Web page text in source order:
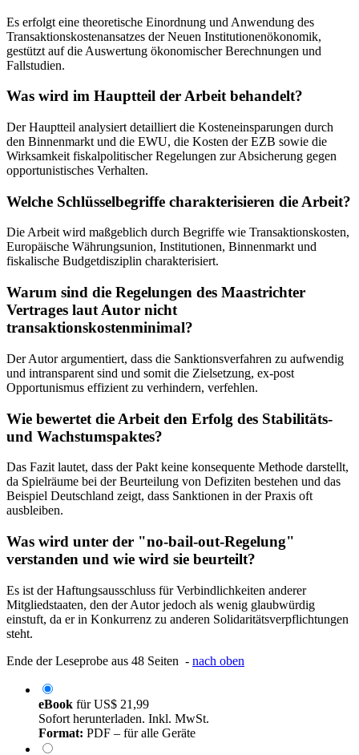
Es erfolgt eine theoretische Einordnung und Anwendung des
Transaktionskostenansatzes der Neuen Institutionenökonomik,
gestützt auf die Auswertung ökonomischer Berechnungen und
Fallstudien.
Was wird im Hauptteil der Arbeit behandelt?
Der Hauptteil analysiert detailliert die Kosteneinsparungen durch
den Binnenmarkt und die EWU, die Kosten der EZB sowie die
Wirksamkeit fiskalpolitischer Regelungen zur Absicherung gegen
opportunistisches Verhalten.
Welche Schlüsselbegriffe charakterisieren die Arbeit?
Die Arbeit wird maßgeblich durch Begriffe wie Transaktionskosten,
Europäische Währungsunion, Institutionen, Binnenmarkt und
fiskalische Budgetdisziplin charakterisiert.
Warum sind die Regelungen des Maastrichter
Vertrages laut Autor nicht
transaktionskostenminimal?
Der Autor argumentiert, dass die Sanktionsverfahren zu aufwendig
und intransparent sind und somit die Zielsetzung, ex-post
Opportunismus effizient zu verhindern, verfehlen.
Wie bewertet die Arbeit den Erfolg des Stabilitäts-
und Wachstumspaktes?
Das Fazit lautet, dass der Pakt keine konsequente Methode darstellt,
da Spielräume bei der Beurteilung von Defiziten bestehen und das
Beispiel Deutschland zeigt, dass Sanktionen in der Praxis oft
ausbleiben.
Was wird unter der "no-bail-out-Regelung"
verstanden und wie wird sie beurteilt?
Es ist der Haftungsausschluss für Verbindlichkeiten anderer
Mitgliedstaaten, den der Autor jedoch als wenig glaubwürdig
einstuft, da er in Konkurrenz zu anderen Solidaritätsverpflichtungen
steht.
Ende der Leseprobe aus 48 Seiten - nach oben
eBook fürUS$ 21,99
Sofort herunterladen. Inkl. MwSt.
Format: PDF – für alle Geräte